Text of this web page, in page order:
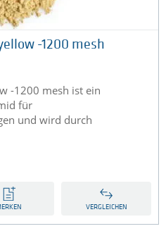
-1200 mesh
-1200 mesh ist ein
für
und wird durch
VERGLEICHEN